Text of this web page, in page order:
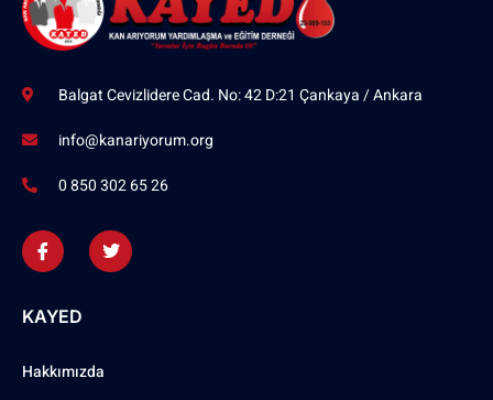
Balgat Cevizlidere Cad. No: 42 D:21 Çankaya / Ankara
info@kanariyorum.org
0 850 302 65 26
KAYED
Hakkımızda